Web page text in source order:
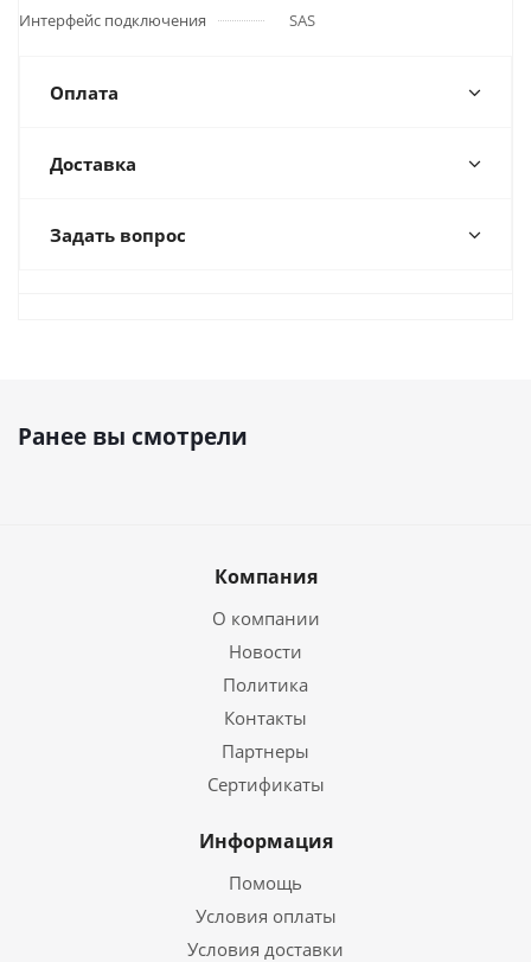
Интерфейс подключения
SAS
Оплата
Доставка
Задать вопрос
Ранее вы смотрели
Компания
О компании
Новости
Политика
Контакты
Партнеры
Сертификаты
Информация
Помощь
Условия оплаты
Условия доставки